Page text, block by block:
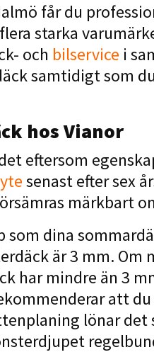
får du
starka
och bilservice i
samtidigt som
hos Vianor
eftersom
senast efter sex
märkbart
dina
är 3 mm. Om
har mindre än 3
att
lönar